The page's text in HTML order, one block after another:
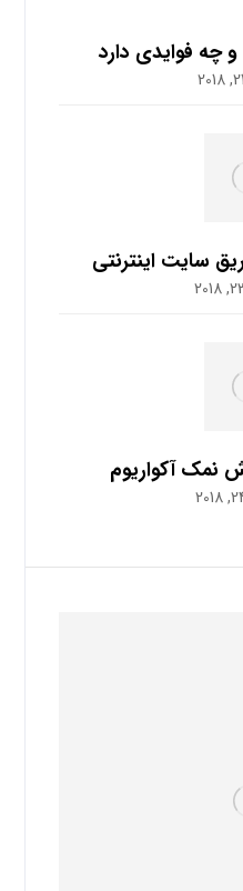
فوایدی دارد
سایت اینترنتی
نمک آکواریوم